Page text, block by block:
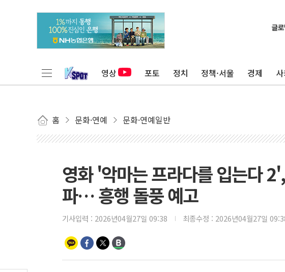
영상 포토 정치 정책·서울 경제
홈 문화·연예 문화·연예일반
영화 '악마는 프라다를 입는다
파… 흥행 돌풍 예고
기사입력 : 2026년04월27일 09:38 최종수정 : 2026년04월27일